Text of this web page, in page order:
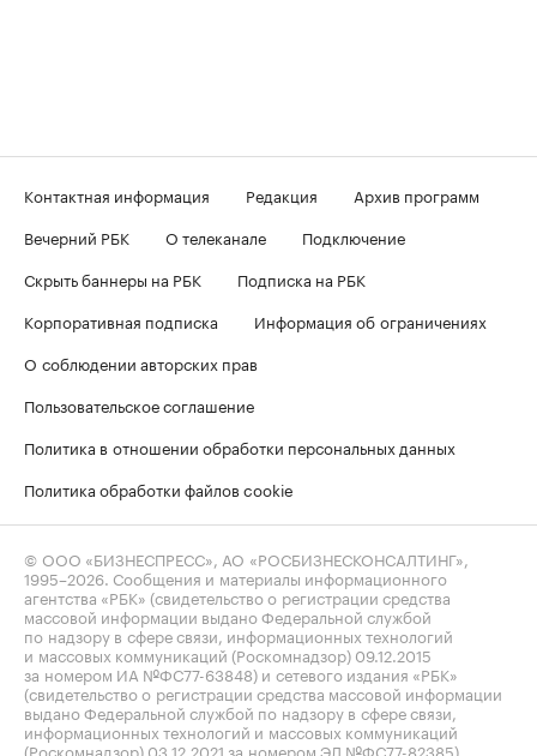
Контактная информация Редакция
Архив программ
Вечерний РБК
О телеканале
Подключение
Скрыть баннеры на РБК
Подписка на РБК
Корпоративная подписка
Информация об ограничениях
О соблюдении авторских прав
Пользовательское соглашение
Политика в отношении обработки персональных данных
Политика обработки файлов cookie
© ООО «БИЗНЕСПРЕСС», АО «РОСБИЗНЕСКОНСАЛТИНГ»,
1995–2026 . Сообщения и материалы информационного
агентства «РБК» (свидетельство о регистрации средства
массовой информации выдано Федеральной службой
по надзору в сфере связи, информационных технологий
и массовых коммуникаций (Роскомнадзор) 09.12.2015
за номером ИА №ФС77-63848) и сетевого издания «РБК»
(свидетельство о регистрации средства массовой информации
выдано Федеральной службой по надзору в сфере связи,
информационных технологий и массовых коммуникаций
(Роскомнадзор) 03.12.2021 за номером ЭЛ №ФС77-82385)